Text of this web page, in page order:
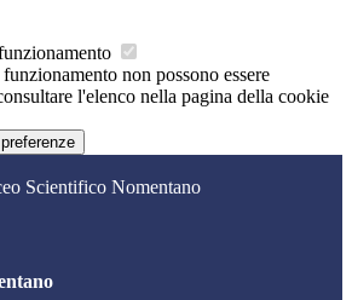
non possono essere
l'elenco nella pagina della cookie
Scientifico Nomentano